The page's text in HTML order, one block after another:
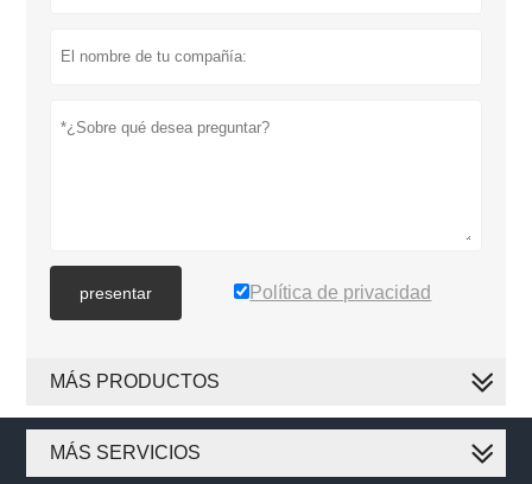
presentar Política de privacidad
MÁS PRODUCTOS
MÁS SERVICIOS